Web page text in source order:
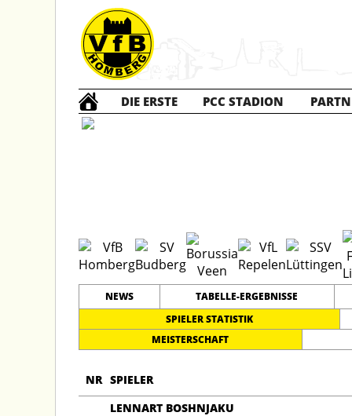
DIE ERSTE PCC STADION
NEWS
TABELLE-ERGEBNISSE
SPIELER STATISTIK
MEISTERSCHAFT
NR SPIELER
LENNART BOSHNJAKU